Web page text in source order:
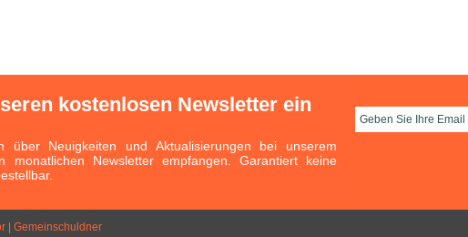
kostenlosen Newsletter ein
Neuigkeiten und Aktualisierungen bei unserem
monatlichen Newsletter empfangen. Garantiert keine
Gemeinschuldner